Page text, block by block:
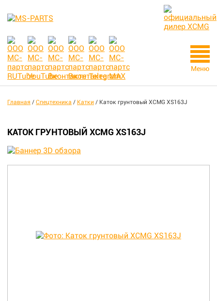
Меню
Главная / Спецтехника / Катки / Каток грунтовый XCMG XS163J
КАТОК ГРУНТОВЫЙ XCMG XS163J